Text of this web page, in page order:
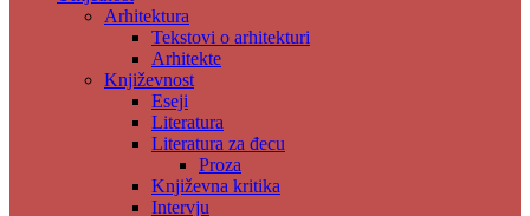
Arhitektura
Tekstovi o arhitekturi
Arhitekte
Književnost
Eseji
Literatura
Literatura za đecu
Proza
Književna kritika
Intervju